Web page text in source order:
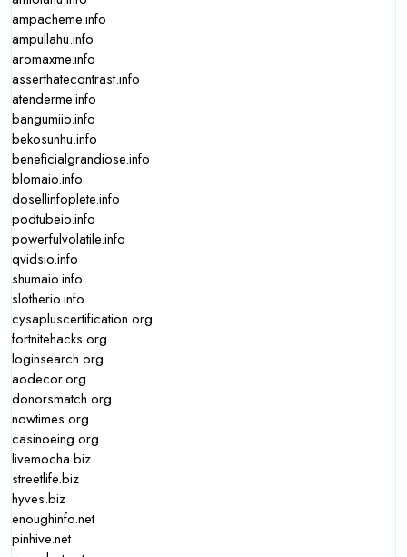
ampacheme.info
ampullahu.info
aromaxme.info
asserthatecontrast.info
atenderme.info
bangumiio.info
bekosunhu.info
beneficialgrandiose.info
blomaio.info
dosellinfoplete.info
podtubeio.info
powerfulvolatile.info
qvidsio.info
shumaio.info
slotherio.info
cysapluscertification.org
fortnitehacks.org
loginsearch.org
aodecor.org
donorsmatch.org
nowtimes.org
casinoeing.org
livemocha.biz
streetlife.biz
hyves.biz
enoughinfo.net
pinhive.net